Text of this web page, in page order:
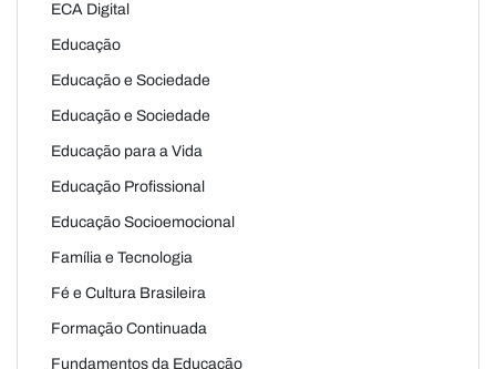
ECA Digital
Educação
Educação e Sociedade
Educação e Sociedade
Educação para a Vida
Educação Profissional
Educação Socioemocional
Família e Tecnologia
Fé e Cultura Brasileira
Formação Continuada
Fundamentos da Educação